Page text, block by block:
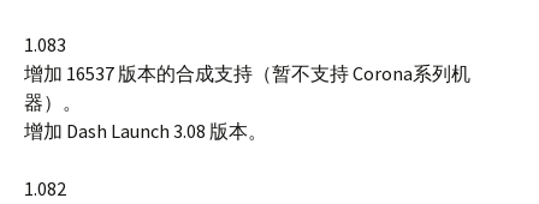
1.083
增加 16537 版本的合成支持（暂不支持 Corona系列机
器）。
增加 Dash Launch 3.08 版本。
1.082